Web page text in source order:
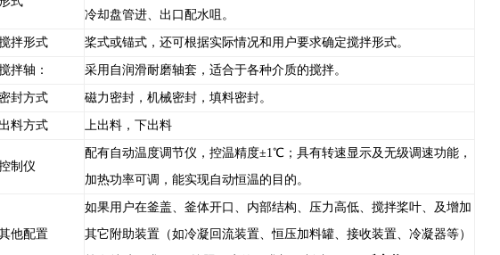
冷却盘管进、出口配水咀。
拌形式 桨式或锚式，还可根据实际情况和用户要求确定搅拌形式。
拌轴： 采用自润滑耐磨轴套，适合于各种介质的搅拌。
封方式 磁力密封，机械密封，填料密封。
料方式 上出料，下出料
制仪
配有自动温度调节仪，控温精度±1℃；具有转速显示及无级调速功能，
加热功率可调，能实现自动恒温的目的。
他配置
如果用户在釜盖、釜体开口、内部结构、压力高低、搅拌桨叶、及增加
其它附助装置（如冷凝回流装置、恒压加料罐、接收装置、冷凝器等）